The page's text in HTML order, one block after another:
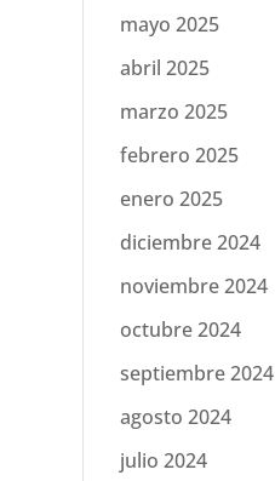
mayo 2025
abril 2025
marzo 2025
febrero 2025
enero 2025
diciembre 2024
noviembre 2024
octubre 2024
septiembre 2024
agosto 2024
julio 2024